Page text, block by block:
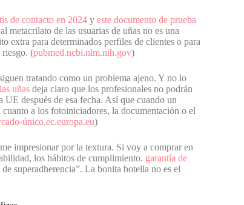
de contacto en 2024 y este documento de prueba
metacrilato de las usuarias de uñas no es una
extra para determinados perfiles de clientes o para
riesgo. (pubmed.ncbi.nlm.nih.gov)
tratando como un problema ajeno. Y no lo
uñas deja claro que los profesionales no podrán
después de esa fecha. Así que cuando un
a los fotoiniciadores, la documentación o el
único.ec.europa.eu)
impresionar por la textura. Si voy a comprar en
los hábitos de cumplimiento. garantía de
superadherencia”. La bonita botella no es el